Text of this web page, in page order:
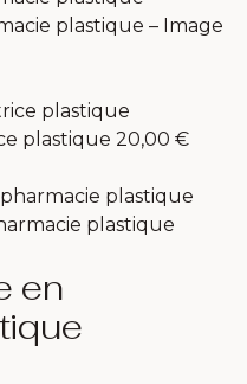
plastique 20,00 €
plastique
en